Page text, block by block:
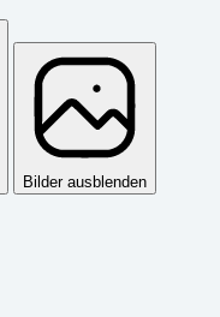
Bilder ausblenden